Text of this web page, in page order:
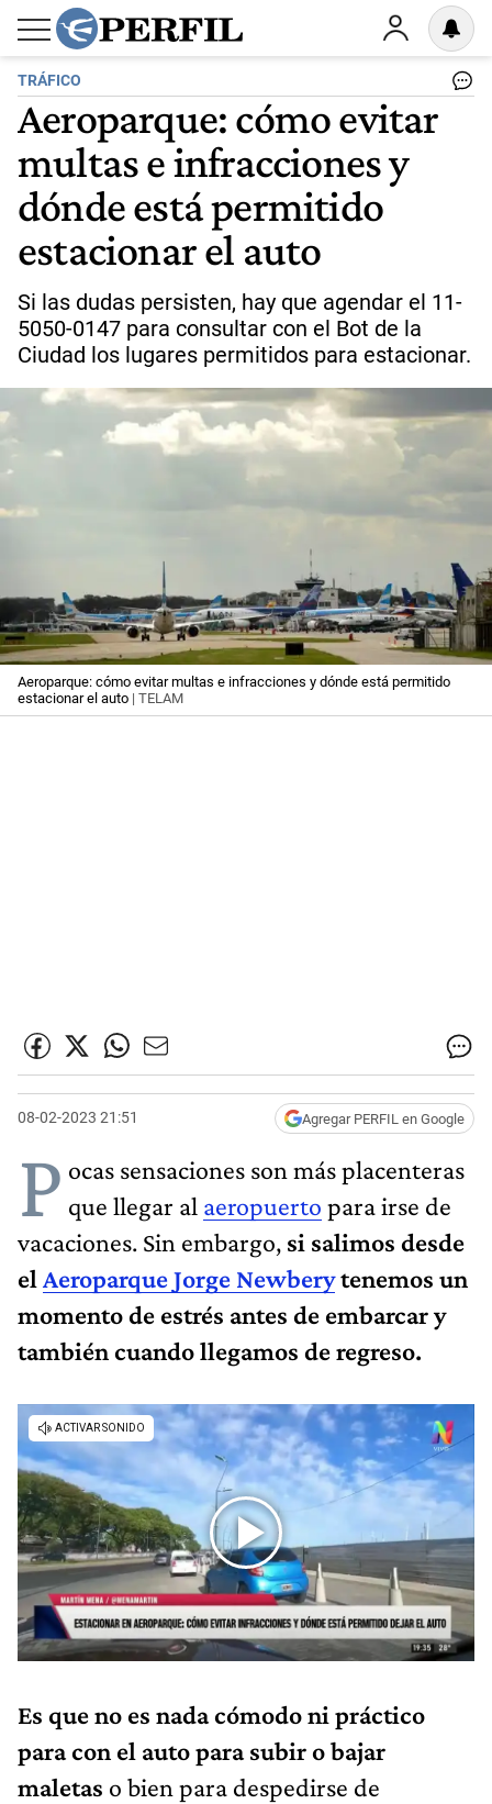
TRÁFICO
Aeroparque: cómo evitar
multas e infracciones y
dónde está permitido
estacionar el auto
Si las dudas persisten, hay que agendar el 11-
5050-0147 para consultar con el Bot de la
Ciudad los lugares permitidos para estacionar.
Aeroparque: cómo evitar multas e infracciones y dónde está permitido
estacionar el auto | TELAM
08-02-2023 21:51 Agregar PERFIL en Google
P ocas sensaciones son más placenteras
que llegar al aeropuerto para irse de
vacaciones. Sin embargo, si salimos desde
el Aeroparque Jorge Newberytenemos un
momento de estrés antes de embarcar y
también cuando llegamos de regreso.
Es que no es nada cómodo ni práctico
para con el auto para subir o bajar
maletas o bien para despedirse de